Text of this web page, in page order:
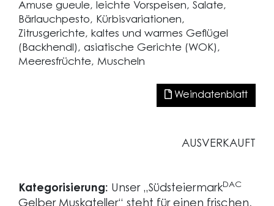
Amuse gueule, leichte Vorspeisen, Salate,
Bärlauchpesto, Kürbisvariationen,
Zitrusgerichte, kaltes und warmes Geflügel
(Backhendl), asiatische Gerichte (WOK),
Meeresfrüchte, Muscheln
Weindatenblatt
AUSVERKAUFT
Kategorisierung: Unser „SüdsteiermarkDAC